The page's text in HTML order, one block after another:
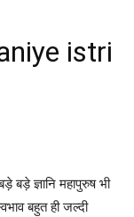
istri
ज्ञानि महापुरुष भी
बहुत ही जल्दी